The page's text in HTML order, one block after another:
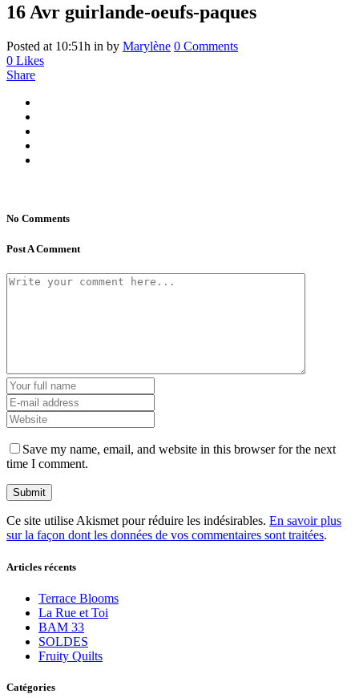
16 Avr guirlande-oeufs-paques
Posted at 10:51h in by Marylène 0 Comments
0 Likes
Share
No Comments
Post A Comment
Save my name, email, and website in this browser for the next
time I comment.
Ce site utilise Akismet pour réduire les indésirables. En savoir plus
sur la façon dont les données de vos commentaires sont traitées.
Articles récents
Terrace Blooms
La Rue et Toi
BAM 33
SOLDES
Fruity Quilts
Catégories